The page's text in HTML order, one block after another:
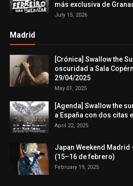
más exclusiva de
July 15, 2026
Madrid
[Crónica] Swallow the
oscuridad a Sala
29/04/2025
May 01, 2025
[Agenda] Swallow the
a España con dos citas
April 22, 2025
Japan Weekend
(15–16 de febrero)
February 19, 2025